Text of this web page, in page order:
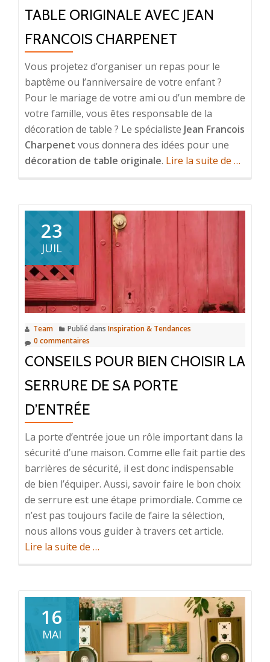
TABLE ORIGINALE AVEC JEAN
FRANCOIS CHARPENET
Vous projetez d’organiser un repas pour le
baptême ou l’anniversaire de votre enfant ?
Pour le mariage de votre ami ou d’un membre de
votre famille, vous êtes responsable de la
décoration de table ? Le spécialiste Jean Francois
Charpenet vous donnera des idées pour une
décoration de table originale. Lire la suite de à
avec
Jean
…
23
JUIL
Team Publié dans Inspiration & Tendances
0 commentaires
CONSEILS POUR BIEN CHOISIR LA
SERRURE DE SA PORTE
D’ENTRÉE
La porte d’entrée joue un rôle important dans la
sécurité d’une maison. Comme elle fait partie des
barrières de sécurité, il est donc indispensable
de bien l’équiper. Aussi, savoir faire le bon choix
de serrure est une étape primordiale. Comme ce
n’est pas toujours facile de faire la sélection,
nous allons vous guider à travers cet article.
Lire la suite de à
bien
choisir
serrure
…
16
MAI